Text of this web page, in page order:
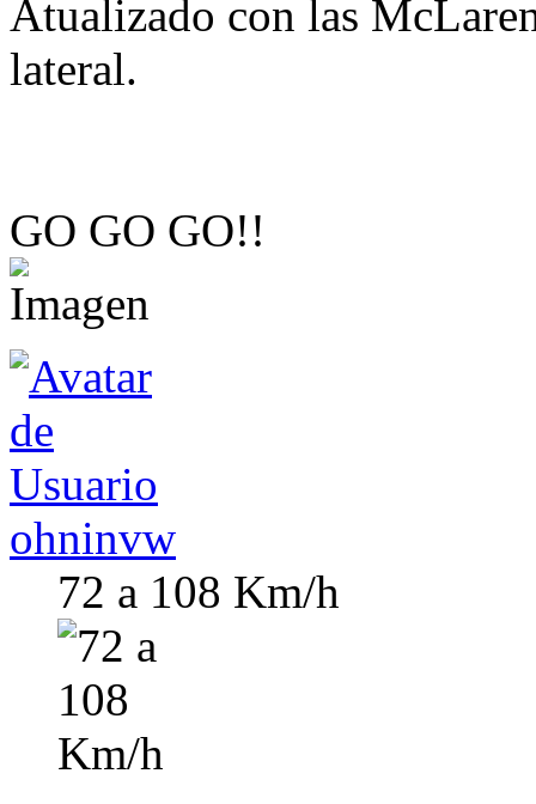
Atualizado con las
lateral.
GO GO GO!!
ohninvw
72 a 108 Km/h